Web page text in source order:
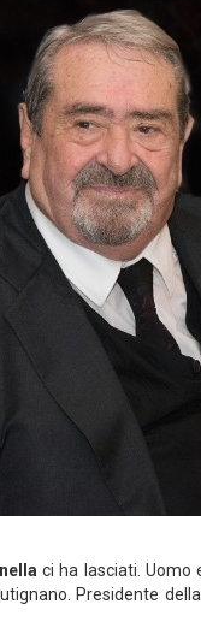
ci ha lasciati. Uomo
Presidente